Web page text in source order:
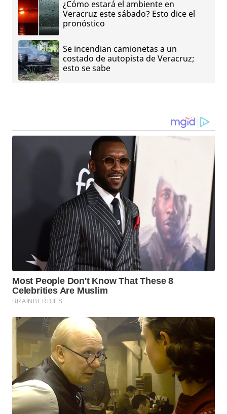
¿Cómo estará el ambiente en
Veracruz este sábado? Esto dice el
pronóstico
Se incendian camionetas a un
costado de autopista de Veracruz;
esto se sabe